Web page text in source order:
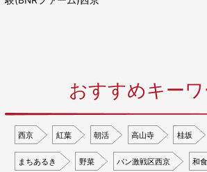
おすすめキーワ
西京 紅葉 朝活 高山寺 桂坂
まちあるき 野菜 パン激戦区西京 和食